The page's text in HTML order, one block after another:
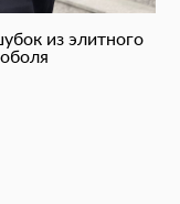
из элитного